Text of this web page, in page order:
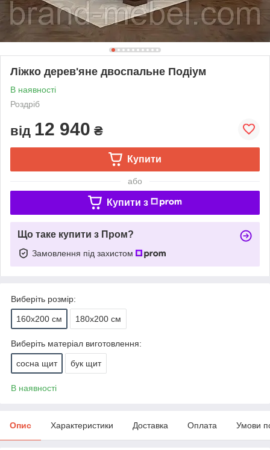
Ліжко дерев'яне двоспальне Подіум
В наявності
Роздріб
від 12 940 ₴
Купити
або
Купити з
Що таке купити з Пром?
Замовлення під захистом
Виберіть розмір:
160х200 см 180х200 см
Виберіть матеріал виготовлення:
сосна щит бук щит
В наявності
Опис Характеристики Доставка Оплата Умови